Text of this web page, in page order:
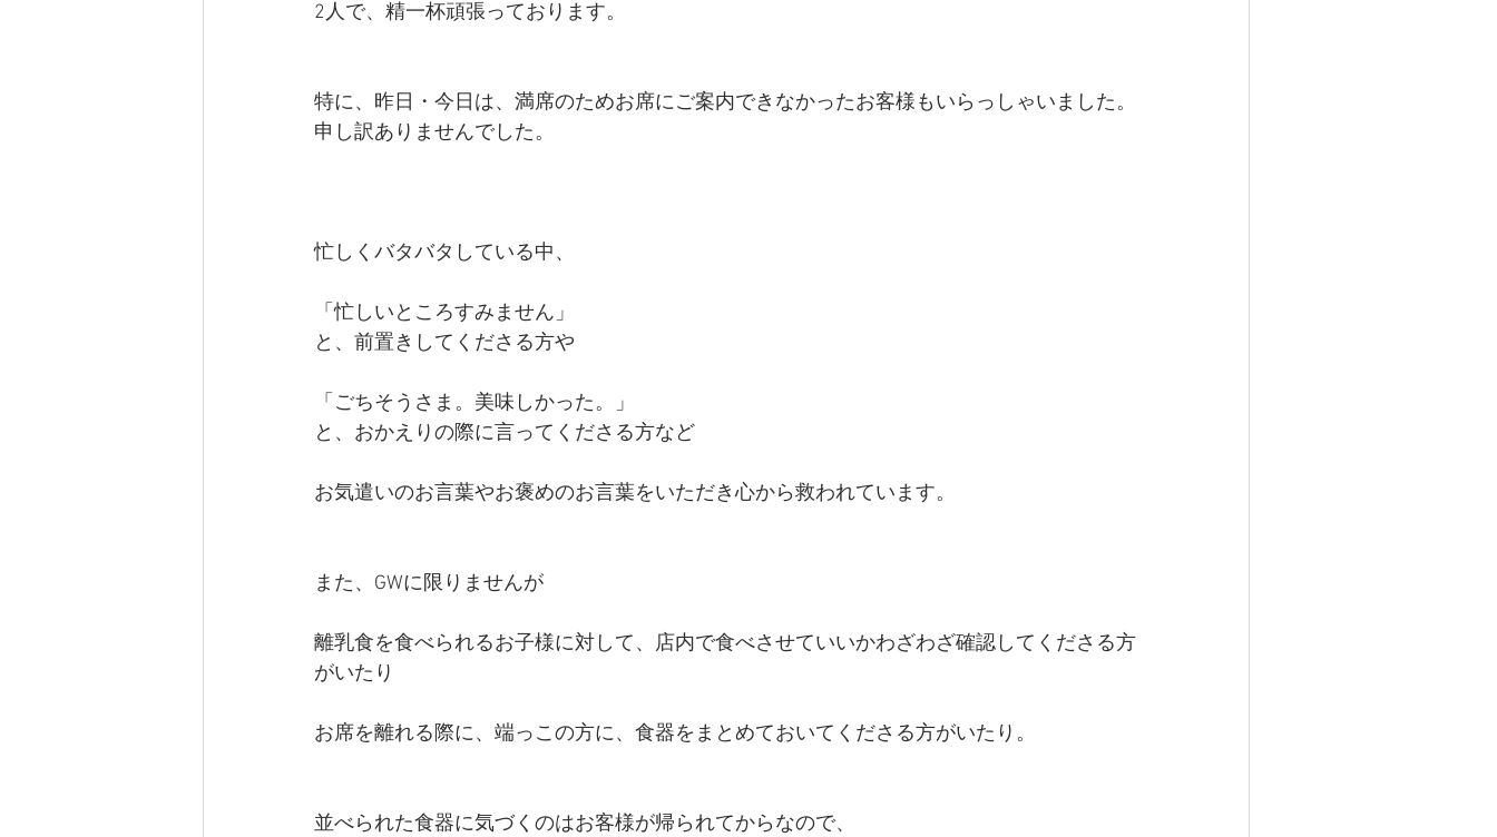
2人で、精一杯頑張っております。
特に、昨日・今日は、満席のためお席にご案内できなかったお客様もいらっしゃいました。
申し訳ありませんでした。
忙しくバタバタしている中、
「忙しいところすみません」
と、前置きしてくださる方や
「ごちそうさま。美味しかった。」
と、おかえりの際に言ってくださる方など
お気遣いのお言葉やお褒めのお言葉をいただき心から救われています。
また、GWに限りませんが
離乳食を食べられるお子様に対して、店内で食べさせていいかわざわざ確認してくださる方
がいたり
お席を離れる際に、端っこの方に、食器をまとめておいてくださる方がいたり。
並べられた食器に気づくのはお客様が帰られてからなので、